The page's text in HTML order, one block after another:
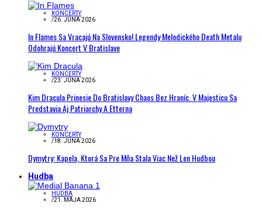
KONCERTY
/26. JÚNA 2026
In Flames Sa Vracajú Na Slovensko! Legendy Melodického Death Metalu
Odohrajú Koncert V Bratislave
KONCERTY
/23. JÚNA 2026
Kim Dracula Prinesie Do Bratislavy Chaos Bez Hraníc. V Majesticu Sa
Predstavia Aj Patriarchy A Etterna
KONCERTY
/18. JÚNA 2026
Dymytry: Kapela, Ktorá Sa Pre Mňa Stala Viac Než Len Hudbou
Hudba
HUDBA
/21. MÁJA 2026